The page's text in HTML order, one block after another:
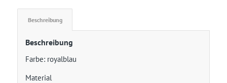
Beschreibung
Beschreibung
Farbe: royalblau
Material